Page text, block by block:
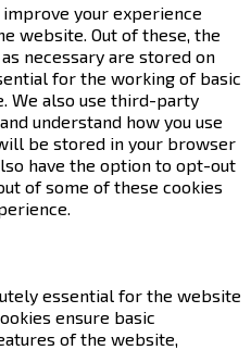
your experience
website. Out of these, the
necessary are stored on
for the working of basic
We also use third-party
understand how you use
be stored in your browser
have the option to opt-out
of some of these cookies
essential for the website
ensure basic
of the website,